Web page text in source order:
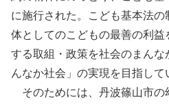
に施行された。こども基本法
体としてのこどもの最善の利
する取組・政策を社会のまんな
んなか社会」の実現を目指して
そのためには、丹波篠山市の